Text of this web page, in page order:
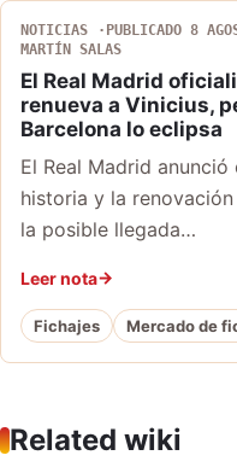
NOTICIAS PUBLICADO 8
MARTÍN SALAS
El Real Madrid
renueva a Vinicius,
Barcelona lo eclipsa
El Real Madrid
historia y la
la posible llegada…
Leer nota
Fichajes Mercado de
Related wiki